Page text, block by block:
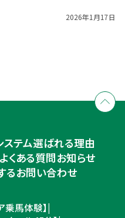
2026年1 月17日
テム選ばれる理由
よくある質問お知らせ
るお問い合わせ
乗馬体験】|